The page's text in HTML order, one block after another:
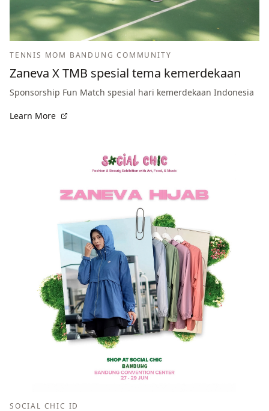
TENNIS MOM BANDUNG COMMUNITY
Zaneva X TMB spesial tema kemerdekaan
Sponsorship Fun Match spesial hari kemerdekaan Indonesia
Learn More
SOCIAL CHIC ID